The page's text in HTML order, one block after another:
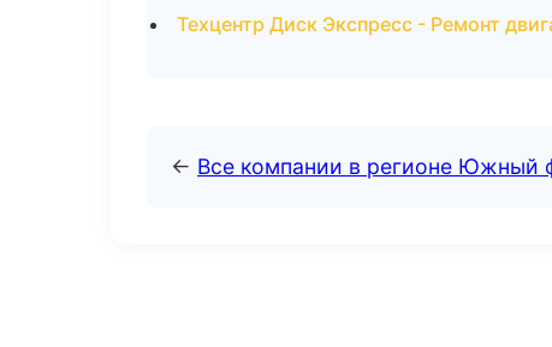
Техцентр Диск Экспресс - Ремонт
← Все компании в регионе Южный